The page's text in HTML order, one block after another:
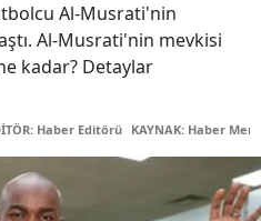
Al-Musrati'nin
Al-Musrati'nin mevkisi
kadar? Detaylar
Haber Editörü KAYNAK: Haber